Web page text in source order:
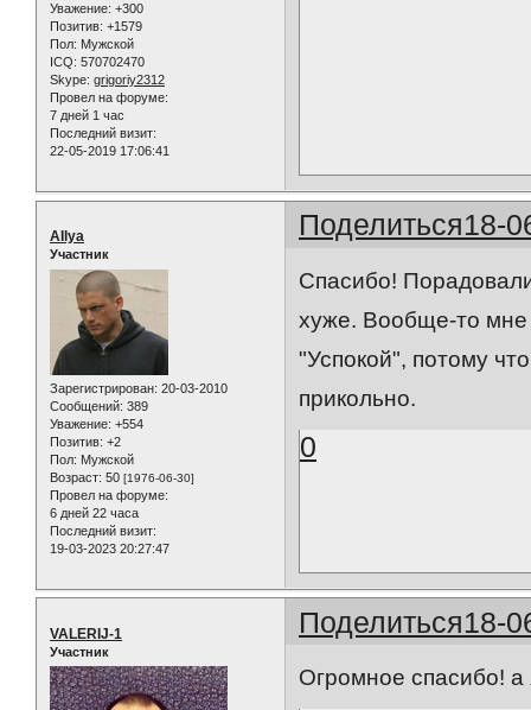
Уважение: +300
Позитив: +1579
Пол: Мужской
ICQ: 570702470
Skype: grigoriy2312
Провел на форуме:
7 дней 1 час
Последний визит:
22-05-2019 17:06:41
Поделиться18-
AIlya
Участник
Зарегистрирован: 20-03-2010
Сообщений: 389
Уважение: +554
Позитив: +2
Пол: Мужской
Возраст: 50 [1976-06-30]
Провел на форуме:
6 дней 22 часа
Последний визит:
19-03-2023 20:27:47
Спасибо!
хуже. Вообще-то мне
"Успокой", потому
прикольно.
0
Поделиться18-
VALERIJ-1
Участник
Огромное спасибо! а